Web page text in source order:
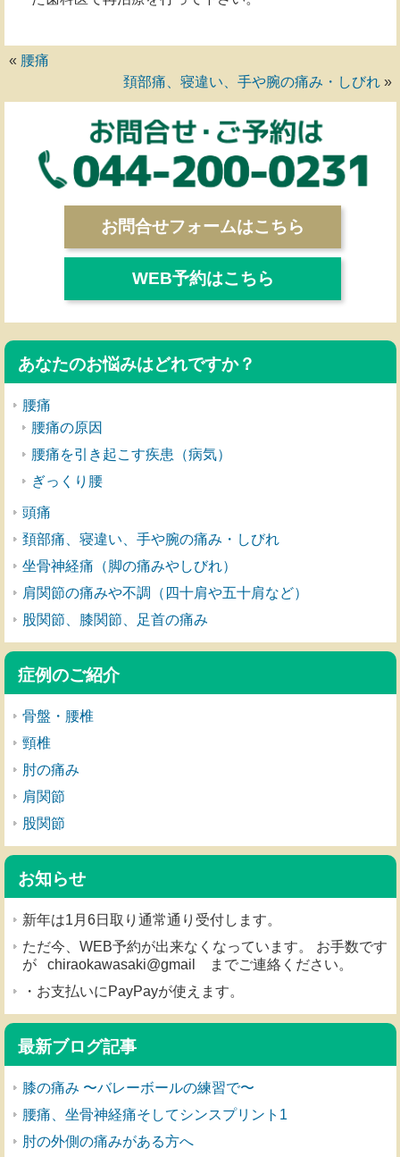
« 腰痛
頚部痛、寝違い、手や腕の痛み・しびれ »
お問合せフォームはこちら
WEB予約はこちら
あなたのお悩みはどれですか？
腰痛
腰痛の原因
腰痛を引き起こす疾患（病気）
ぎっくり腰
頭痛
頚部痛、寝違い、手や腕の痛み・しびれ
坐骨神経痛（脚の痛みやしびれ）
肩関節の痛みや不調（四十肩や五十肩など）
股関節、膝関節、足首の痛み
症例のご紹介
骨盤・腰椎
頸椎
肘の痛み
肩関節
股関節
お知らせ
新年は1月6日取り通常通り受付します。
ただ今、WEB予約が出来なくなっています。 お手数です
が chiraokawasaki@gmail までご連絡ください。
・お支払いにPayPayが使えます。
最新ブログ記事
膝の痛み 〜バレーボールの練習で〜
腰痛、坐骨神経痛そしてシンスプリント1
肘の外側の痛みがある方へ